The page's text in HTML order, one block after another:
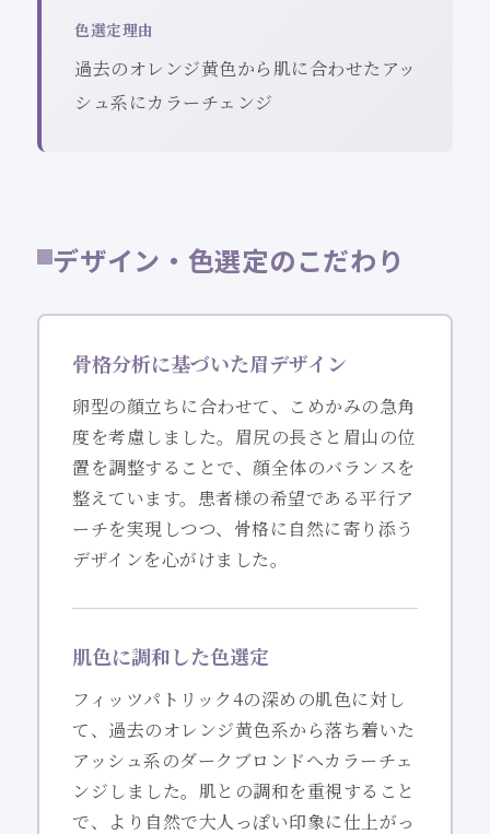
色選定理由
過去のオレンジ黄色から肌に合わせたアッ
シュ系にカラーチェンジ
デザイン・色選定のこだわり
骨格分析に基づいた眉デザイン
卵型の顔立ちに合わせて、こめかみの急角
度を考慮しました。眉尻の長さと眉山の位
置を調整することで、顔全体のバランスを
整えています。患者様の希望である平行ア
ーチを実現しつつ、骨格に自然に寄り添う
デザインを心がけました。
肌色に調和した色選定
フィッツパトリック4の深めの肌色に対し
て、過去のオレンジ黄色系から落ち着いた
アッシュ系のダークブロンドへカラーチェ
ンジしました。肌との調和を重視すること
で、より自然で大人っぽい印象に仕上がっ